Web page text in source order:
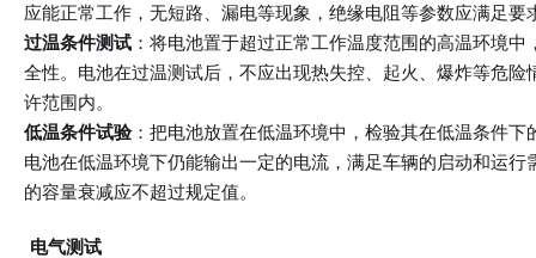
应能正常工作，无短路、漏电等现象，绝缘电阻等参数应满足要
过温条件测试 ：将电池置于超过正常工作温度范围的高温环境
全性。电池在过温测试后，不应出现热失控、起火、爆炸等危
许范围内。
低温条件试验：把电池放置在低温环境中，检验其在低温条件
电池在低温环境下仍能输出一定的电流，满足车辆的启动和运
的容量衰减应不超过规定值。
电气测试